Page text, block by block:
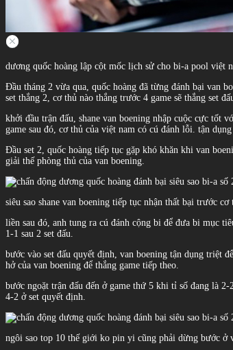
dương quốc hoàng lập cột mốc lịch sử cho bi-a pool việt
Đầu tháng 2 vừa qua, quốc hoàng đã từng đánh bại van
set thắng 2, cơ thủ nào thắng trước 4 game sẽ thắng set
khởi đầu trận đấu, shane van boening nhập cuộc cực tốt
game sau đó, cơ thủ của việt nam có cú đánh lỗi. tận
Đầu set 2, quốc hoàng tiếp tục gặp khó khăn khi van
giải thế phòng thủ của van boening.
siêu sao shane van boening tiếp tục nhận thất bại trước cơ
liền sau đó, anh tung ra cú đánh cộng bi để đưa bi mục
1-1 sau 2 set đấu.
bước vào set đấu quyết định, van boening tận dụng triệt
hở của van boening để thắng game tiếp theo.
bước ngoặt trận đấu đến ở game thứ 5 khi tỉ số đang là
4-2 ở set quyết định.
ngôi sao top 10 thế giới ko pin yi cũng phải dừng bước ở